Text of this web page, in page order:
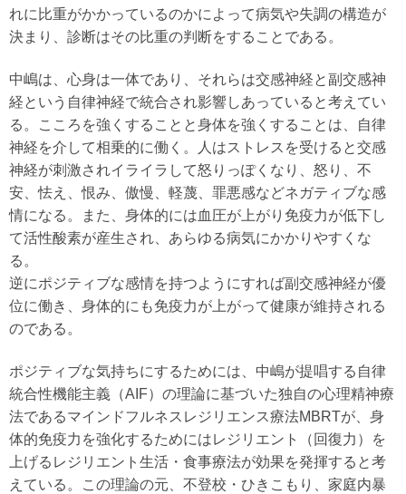
れに比重がかかっているのかによって病気や失調の構造が
決まり、診断はその比重の判断をすることである。
中嶋は、心身は一体であり、それらは交感神経と副交感神
経という自律神経で統合され影響しあっていると考えてい
る。こころを強くすることと身体を強くすることは、自律
神経を介して相乗的に働く。人はストレスを受けると交感
神経が刺激されイライラして怒りっぽくなり、怒り、不
安、怯え、恨み、傲慢、軽蔑、罪悪感などネガティブな感
情になる。また、身体的には血圧が上がり免疫力が低下し
て活性酸素が産生され、あらゆる病気にかかりやすくな
る。
逆にポジティブな感情を持つようにすれば副交感神経が優
位に働き、身体的にも免疫力が上がって健康が維持される
のである。
ポジティブな気持ちにするためには、中嶋が提唱する自律
統合性機能主義（AIF）の理論に基づいた独自の心理精神療
法であるマインドフルネスレジリエンス療法MBRTが、身
体的免疫力を強化するためにはレジリエント（回復力）を
上げるレジリエント生活・食事療法が効果を発揮すると考
えている。この理論の元、不登校・ひきこもり、家庭内暴